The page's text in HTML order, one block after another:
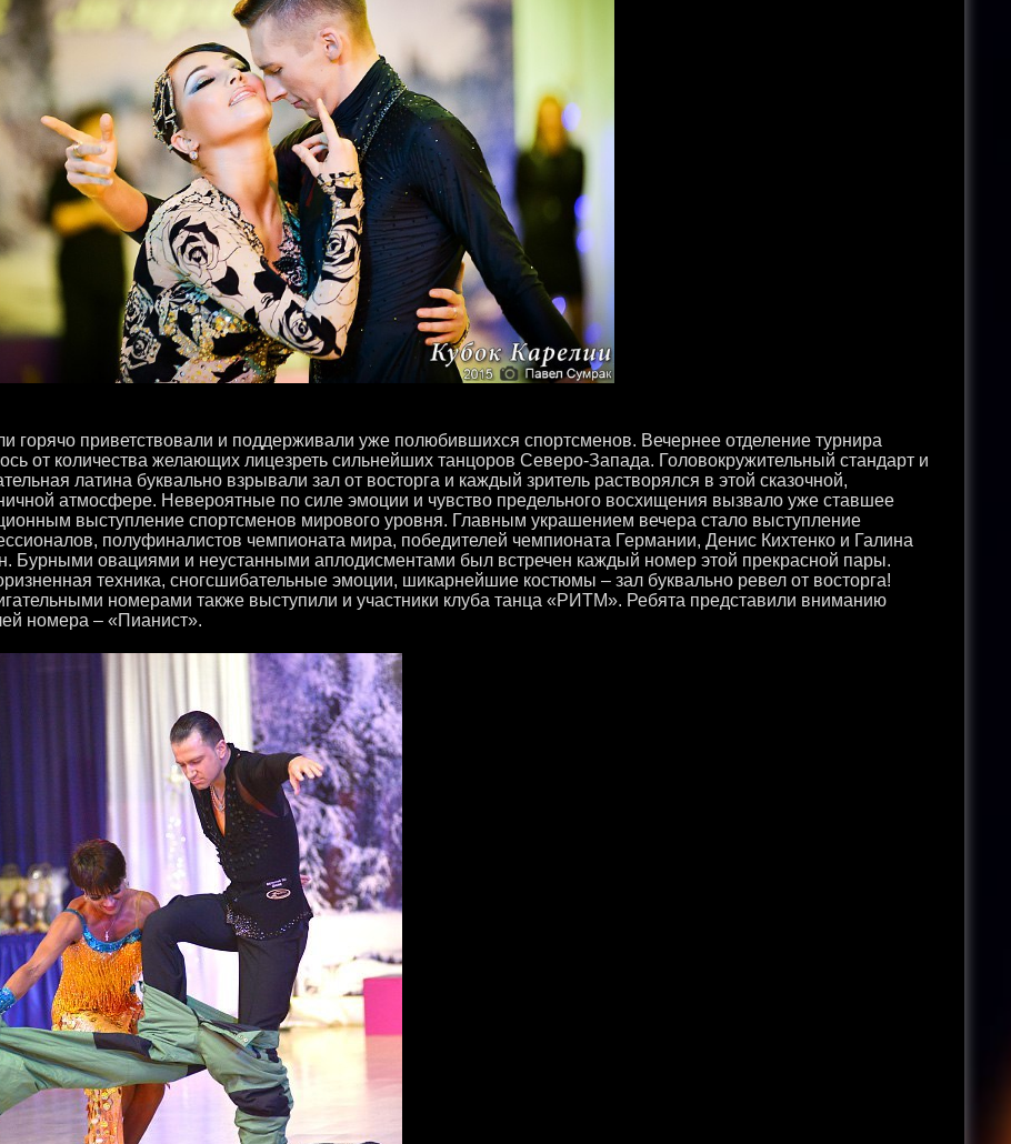
горячо приветствовали и поддерживали уже полюбившихся спортсменов. Вечернее отделение турнира
от количества желающих лицезреть сильнейших танцоров Северо-Запада. Головокружительный стандарт и
латина буквально взрывали зал от восторга и каждый зритель растворялся в этой сказочной,
атмосфере. Невероятные по силе эмоции и чувство предельного восхищения вызвало уже ставшее
выступление спортсменов мирового уровня. Главным украшением вечера стало выступление
полуфиналистов чемпионата мира, победителей чемпионата Германии, Денис Кихтенко и Галина
Бурными овациями и неустанными аплодисментами был встречен каждый номер этой прекрасной пары.
техника, сногсшибательные эмоции, шикарнейшие костюмы – зал буквально ревел от восторга!
номерами также выступили и участники клуба танца «РИТМ». Ребята представили вниманию
номера – «Пианист».